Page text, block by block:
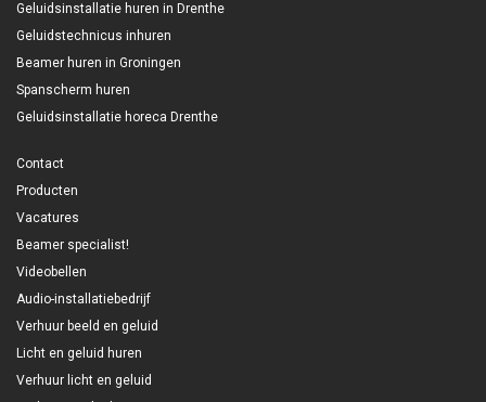
Geluidsinstallatie huren in Drenthe
Geluidstechnicus inhuren
Beamer huren in Groningen
Spanscherm huren
Geluidsinstallatie horeca Drenthe
Contact
Producten
Vacatures
Beamer specialist!
Videobellen
Audio-installatiebedrijf
Verhuur beeld en geluid
Licht en geluid huren
Verhuur licht en geluid